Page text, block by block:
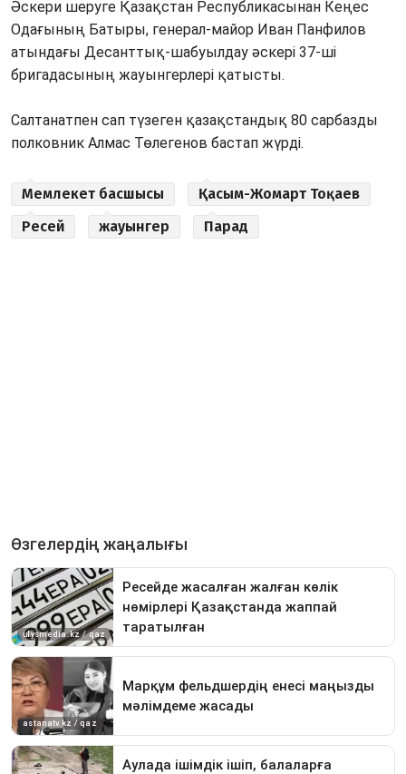
Әскери шеруге Қазақстан Республикасынан Кеңес
Одағының Батыры, генерал-майор Иван Панфилов
атындағы Десанттық-шабуылдау әскері 37-ші
бригадасының жауынгерлері қатысты.
Салтанатпен сап түзеген қазақстандық 80 сарбазды
полковник Алмас Төлегенов бастап жүрді.
Мемлекет басшысы
Қасым-Жомарт Тоқаев
Ресей
жауынгер Парад